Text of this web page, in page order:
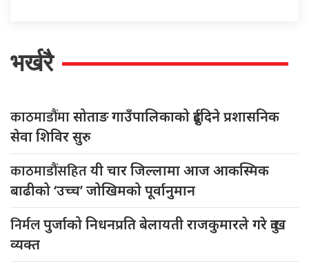
भर्खरै
काठमाडौंमासोताङ गाउँपालिकाको दुईदिने प्रशासनिक
सेवा शिविर सुरु
काठमाडौंसहितयी चार जिल्लामा आज आकस्मिक
बाढीको ‘उच्च’ जोखिमको पूर्वानुमान
निर्मलपुर्जाको निधनप्रति बेलायती राजकुमारले गरे दुःख
व्यक्त